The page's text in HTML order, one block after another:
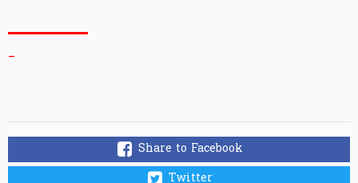
_
Share to Facebook
Twitter